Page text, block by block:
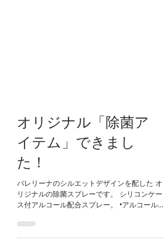
オリジナル「除菌ア
イテム」できまし
た！
バレリーナのシルエットデザインを配した オ
ス付アルコール配合スプレー。 •アルコール約
58% •30mL •φ30×105mm •キーホルダー感覚